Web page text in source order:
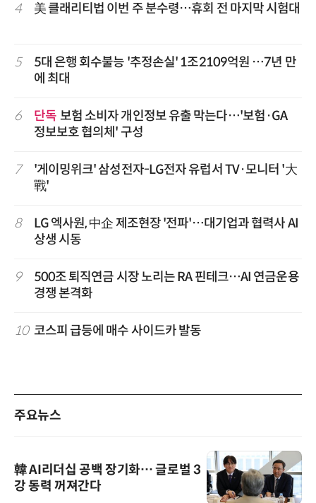
4 美 클래리티법 이번 주 분수령…휴회 전 마지막 시험대
5
5대 은행 회수불능 '추정손실' 1조2109억원 …7년 만
에 최대
6 단독 보험 소비자 개인정보 유출 막는다…'보험·GA
정보보호 협의체' 구성
7
'게이밍위크' 삼성전자-LG전자 유럽서 TV·모니터 '大
戰'
8
LG 엑사원, 中企 제조현장 '전파'…대기업과 협력사 AI
상생 시동
9
500조 퇴직연금 시장 노리는 RA 핀테크…AI 연금운용
경쟁 본격화
10 코스피 급등에 매수 사이드카 발동
주요뉴스
韓 AI리더십 공백 장기화… 글로벌 3
강 동력 꺼져간다